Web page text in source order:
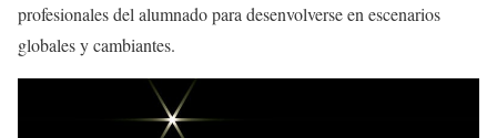
profesionales del alumnado para desenvolverse en escenarios
globales y cambiantes.